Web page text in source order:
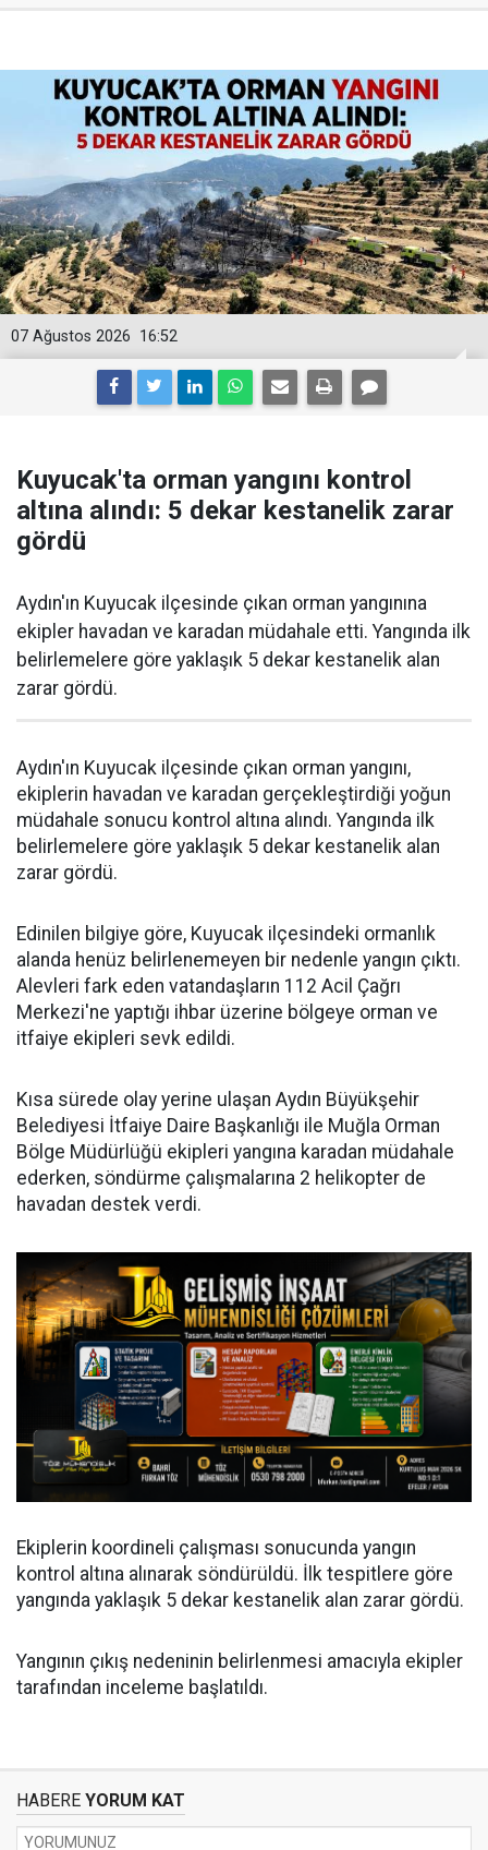
16:52
07 Ağustos 2026
Kuyucak'ta orman yangını kontrol
altına alındı: 5 dekar kestanelik zarar
gördü
Aydın'ın Kuyucak ilçesinde çıkan orman yangınına
ekipler havadan ve karadan müdahale etti. Yangında ilk
belirlemelere göre yaklaşık 5 dekar kestanelik alan
zarar gördü.
Aydın'ın Kuyucak ilçesinde çıkan orman yangını,
ekiplerin havadan ve karadan gerçekleştirdiği yoğun
müdahale sonucu kontrol altına alındı. Yangında ilk
belirlemelere göre yaklaşık 5 dekar kestanelik alan
zarar gördü.
Edinilen bilgiye göre, Kuyucak ilçesindeki ormanlık
alanda henüz belirlenemeyen bir nedenle yangın çıktı.
Alevleri fark eden vatandaşların 112 Acil Çağrı
Merkezi'ne yaptığı ihbar üzerine bölgeye orman ve
itfaiye ekipleri sevk edildi.
Kısa sürede olay yerine ulaşan Aydın Büyükşehir
Belediyesi İtfaiye Daire Başkanlığı ile Muğla Orman
Bölge Müdürlüğü ekipleri yangına karadan müdahale
ederken, söndürme çalışmalarına 2 helikopter de
havadan destek verdi.
Ekiplerin koordineli çalışması sonucunda yangın
kontrol altına alınarak söndürüldü. İlk tespitlere göre
yangında yaklaşık 5 dekar kestanelik alan zarar gördü.
Yangının çıkış nedeninin belirlenmesi amacıyla ekipler
tarafından inceleme başlatıldı.
HABERE YORUM KAT